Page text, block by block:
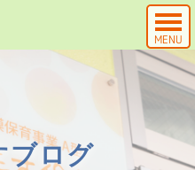
MENU
ブログ